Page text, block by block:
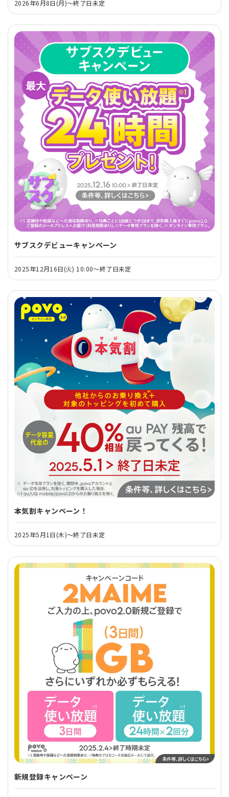
2026年6月8日(月)～終了日未定
サブスクデビューキャンペーン
2025年12月16日(火) 10:00～終了日未定
本気割キャンペーン！
2025年5月1日(木)～終了日未定
新規登録キャンペーン